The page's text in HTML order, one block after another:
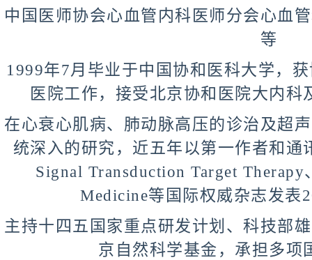
中国医师协会心血管内科医师分会心血
等
1999年7月毕业于中国协和医科大学，
医院工作，接受北京协和医院大内
在心衰心肌病、肺动脉高压的诊治及超
统深入的研究，近五年以第一作者和
Signal Transduction Target
Medicine等国际权威杂志发表
主持十四五国家重点研发计划、科技部
京自然科学基金，承担多项